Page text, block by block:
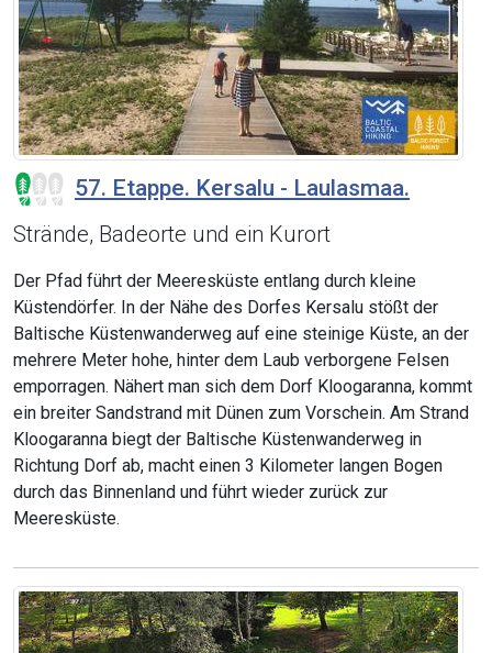
57. Etappe. Kersalu - Laulasmaa.
Strände, Badeorte und ein Kurort
Der Pfad führt der Meeresküste entlang durch kleine
Küstendörfer. In der Nähe des Dorfes Kersalu stößt der
Baltische Küstenwanderweg auf eine steinige Küste, an der
mehrere Meter hohe, hinter dem Laub verborgene Felsen
emporragen. Nähert man sich dem Dorf Kloogaranna, kommt
ein breiter Sandstrand mit Dünen zum Vorschein. Am Strand
Kloogaranna biegt der Baltische Küstenwanderweg in
Richtung Dorf ab, macht einen 3 Kilometer langen Bogen
durch das Binnenland und führt wieder zurück zur
Meeresküste.